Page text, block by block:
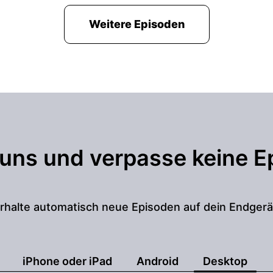
Weitere Episoden
und verpasse keine
automatisch neue Episoden auf dein
iPhone oder iPad Android Desktop